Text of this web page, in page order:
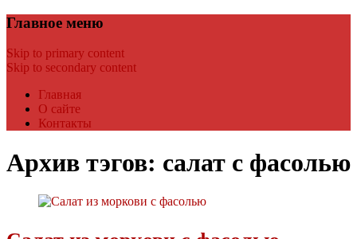
Главное меню
Skip to primary content
Skip to secondary content
Главная
О сайте
Контакты
Архив тэгов: салат с фасолью